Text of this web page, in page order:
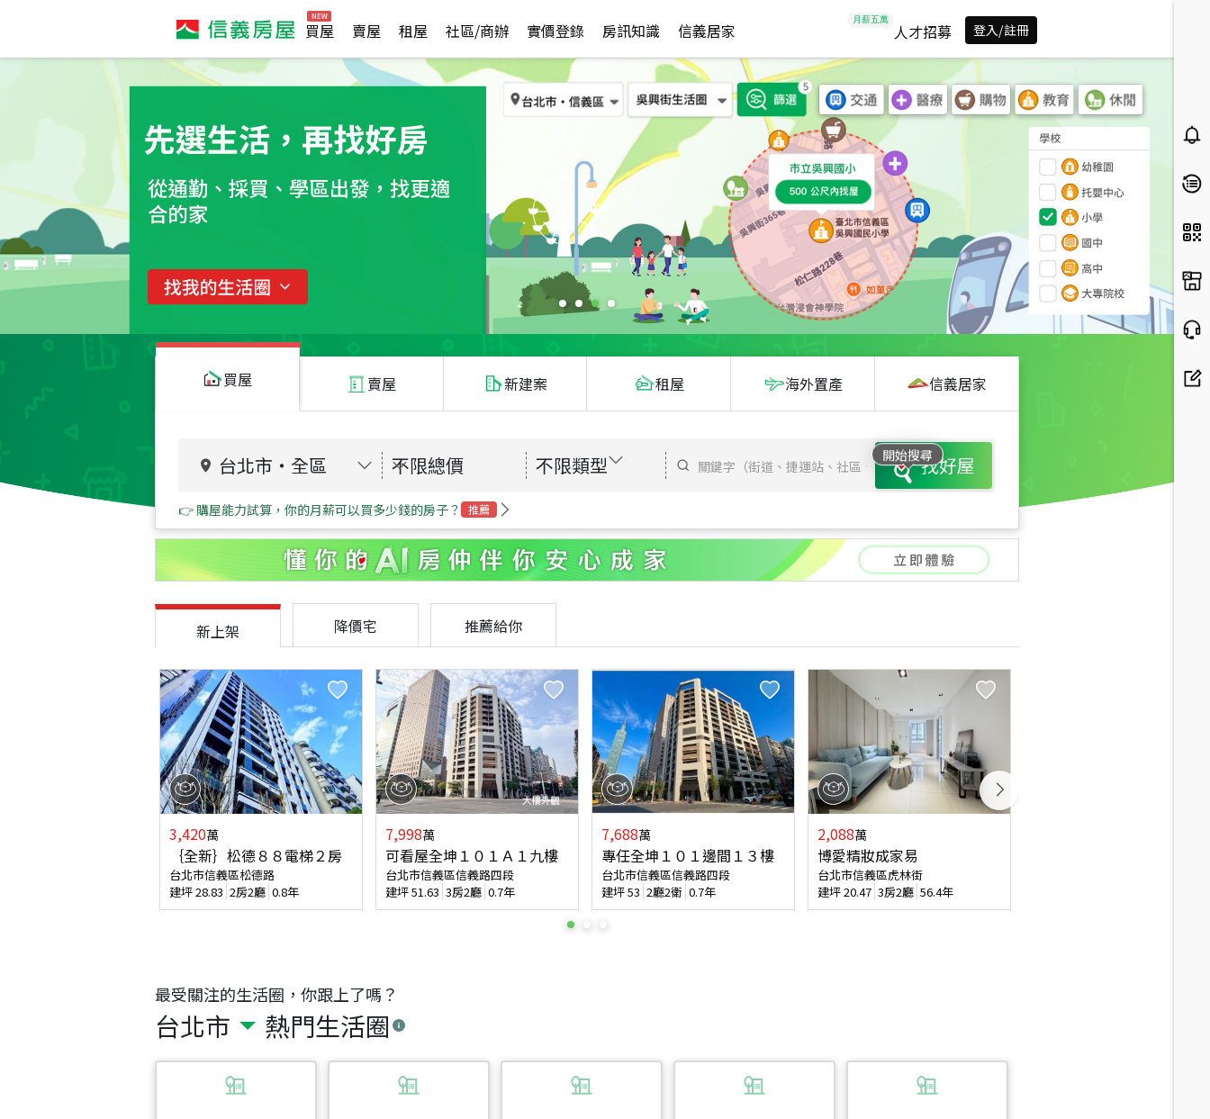
買屋 賣屋 租屋 社區/商辦 實價登錄 房訊知識 信義居家 人才招募 登入/註冊
買屋 賣屋 新建案 租屋 海外置產 信義居家
台北市 ・ 全區 不限總價 不限類型
開始搜尋
找好屋
👉 購屋能力試算，你的月薪可以買多少錢的房子？ 推薦
最受關注的生活圈，你跟上了嗎？
台北市 熱門生活圈
新上架 降價宅 推薦給你
3,420萬
｛全新｝松德８８電梯２房
台北市信義區松德路
建坪28.83 2房2廳 0.8年
7,998萬
可看屋全坤１０１Ａ１九樓
台北市信義區信義路四段
建坪51.63 3房2廳 0.7年
7,688萬
專任全坤１０１邊間１３樓
台北市信義區信義路四段
建坪53 2廳2衛 0.7年
2,088萬
博愛精妝成家易
台北市信義區虎林街
建坪20.47 3房2廳 56.4年